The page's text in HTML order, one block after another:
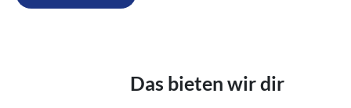
Das bieten wir dir